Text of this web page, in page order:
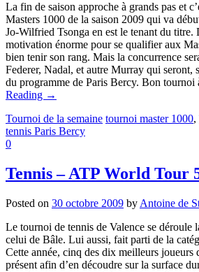
La fin de saison approche à grands pas et
Masters 1000 de la saison 2009 qui va
Jo-Wilfried Tsonga en est le tenant du titre.
motivation énorme pour se qualifier aux
bien tenir son rang. Mais la concurrence
Federer, Nadal, et autre Murray qui seront,
du programme de Paris Bercy. Bon tournoi
Reading →
Tournoi de la semaine tournoi master 1000,
tennis Paris Bercy
0
Tennis – ATP World Tour
Posted on 30 octobre 2009 by Antoine de
Le tournoi de tennis de Valence se déroule
celui de Bâle. Lui aussi, fait parti de la
Cette année, cinq des dix meilleurs joueurs
présent afin d’en découdre sur la surface